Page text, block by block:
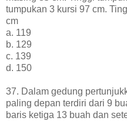
tumpukan 3 kursi 97 cm.
cm
a. 119
b. 129
c. 139
d. 150
37. Dalam gedung
paling depan terdiri dari 9
baris ketiga 13 buah dan